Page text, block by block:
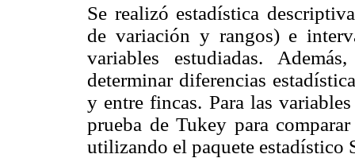
Se realizó estadística
de variación y rangos) e
variables estudiadas.
determinar diferencias
y entre fincas. Para las
prueba de Tukey para
utilizando el paquete estadístico